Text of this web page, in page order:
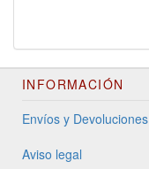
INFORMACIÓN
Envíos y Devoluciones
Aviso legal